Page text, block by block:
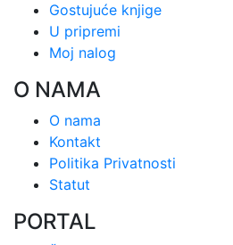
Gostujuće knjige
U pripremi
Moj nalog
O NAMA
O nama
Kontakt
Politika Privatnosti
Statut
PORTAL